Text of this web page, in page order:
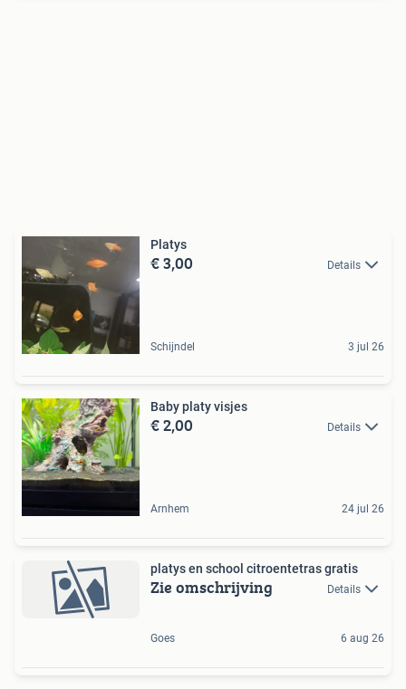
Platys
€ 3,00 Details
Schijndel 3 jul 26
Baby platy visjes
€ 2,00 Details
Arnhem 24 jul 26
platys en school citroentetras gratis
Zie omschrijving Details
Goes 6 aug 26